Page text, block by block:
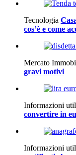
Tecnologia
cos’è e come
Mercato
gravi motivi
Informazioni
convertire in
Informazioni